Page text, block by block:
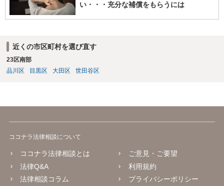
い・・・充分な補償をもらうには
近くの市区町村を選び直す
23区南部
品川区
目黒区 大田区 世田谷区
ココナラ法律相談について
ココナラ法律相談とは
法律Q&A
法律相談コラム
ご意見・ご要望
利用規約
プライバシーポリシー